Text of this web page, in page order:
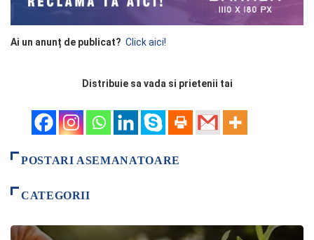
Ai un anunț de publicat? Click aici!
Distribuie sa vada si prietenii tai
POSTARI ASEMANATOARE
CATEGORII